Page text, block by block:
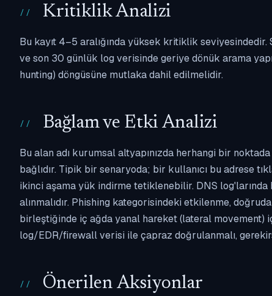
Kritiklik Analizi
Bu kayıt 4–5 aralığında yüksek kritiklik
ve son 30 günlük log verisinde geriye dönük arama
hunting) döngüsüne mutlaka dahil edilmelidir.
Bağlam ve Etki Analizi
Bu alan adı kurumsal altyapınızda herhangi bir
bağlıdır. Tipik bir senaryoda; bir kullanıcı bu adrese
ikinci aşama yük indirme tetiklenebilir. DNS
alınmalıdır. Phishing kategorisindeki etkilenme,
birleştiğinde iç ağda yanal hareket (lateral movement)
log/EDR/firewall verisi ile çapraz doğrulanmalı,
Önerilen Aksiyonlar